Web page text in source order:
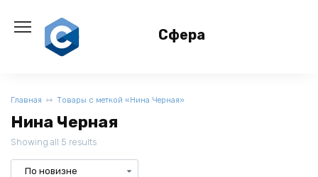
содержанию
Сфера
Главная Товары с меткой «Нина Черная»
Нина Черная
Showing all 5 results